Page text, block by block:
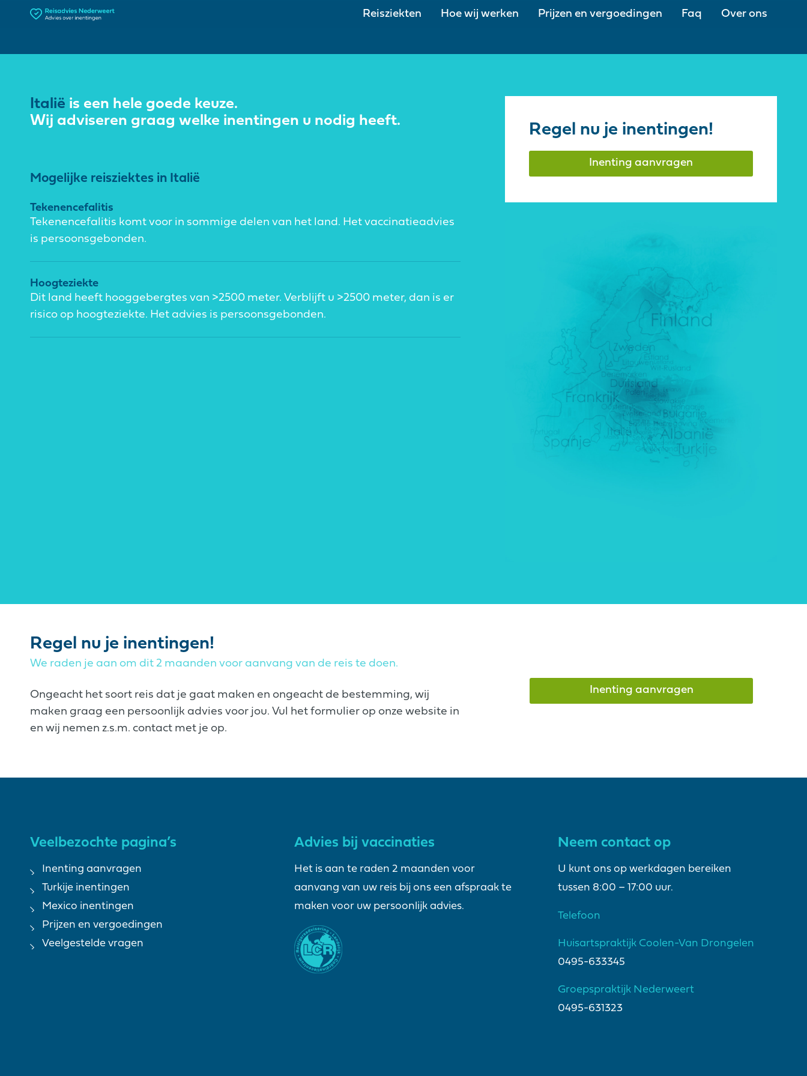
Reisziekten Hoe wij werken Prijzen en vergoedingen Faq Over ons
Italië is een hele goede keuze.
Wij adviseren graag welke inentingen u nodig heeft.
Mogelijke reisziektes in Italië
Regel nu je inentingen!
Inenting aanvragen
Tekenencefalitis
Tekenencefalitis komt voor in sommige delen van het land. Het vaccinatieadvies
is persoonsgebonden.
Hoogteziekte
Dit land heeft hooggebergtes van >2500 meter. Verblijft u >2500 meter, dan is er
risico op hoogteziekte. Het advies is persoonsgebonden.
Regel nu je inentingen!
We raden je aan om dit 2 maanden voor aanvang van de reis te doen.
Ongeacht het soort reis dat je gaat maken en ongeacht de bestemming, wij
maken graag een persoonlijk advies voor jou. Vul het formulier op onze website in
en wij nemen z.s.m. contact met je op.
Inenting aanvragen
Veelbezochte pagina’s
Inenting aanvragen
Turkije inentingen
Mexico inentingen
Prijzen en vergoedingen
Veelgestelde vragen
Advies bij vaccinaties
Het is aan te raden 2 maanden voor
aanvang van uw reis bij ons een afspraak te
maken voor uw persoonlijk advies.
Neem contact op
U kunt ons op werkdagen bereiken
tussen 8:00 – 17:00 uur.
Telefoon
Huisartspraktijk Coolen-Van Drongelen
0495-633345
Groepspraktijk Nederweert
0495-631323